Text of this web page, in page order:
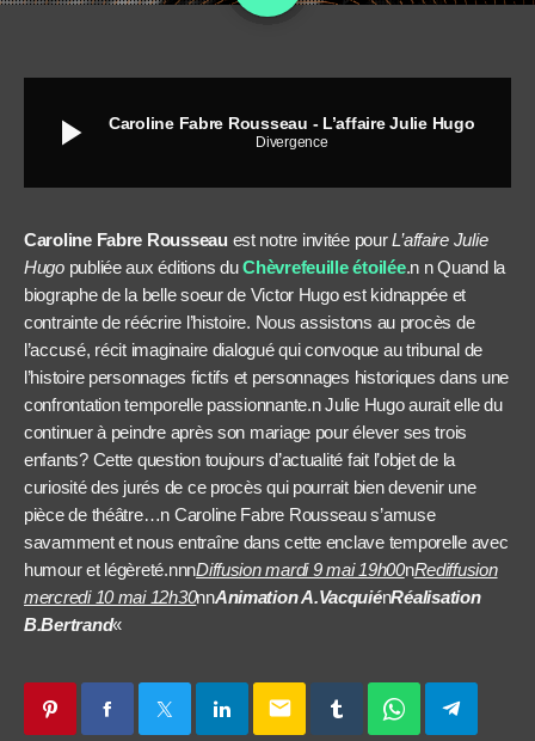
play_arrow Caroline Fabre Rousseau - L’affaire Julie Hugo
Divergence
Caroline Fabre Rousseau est notre invitée pourL’affaire Julie
Hugopubliée aux éditions duChèvrefeuille étoilée.n n Quand la
biographe de la belle soeur de Victor Hugo est kidnappée et
contrainte de réécrire l’histoire. Nous assistons au procès de
l’accusé, récit imaginaire dialogué qui convoque au tribunal de
l’histoire personnages fictifs et personnages historiques dans une
confrontation temporelle passionnante.n Julie Hugo aurait elle du
continuer à peindre après son mariage pour élever ses trois
enfants? Cette question toujours d’actualité fait l’objet de la
curiosité des jurés de ce procès qui pourrait bien devenir une
pièce de théâtre…n Caroline Fabre Rousseau s’amuse
savamment et nous entraîne dans cette enclave temporelle avec
humour et légèreté.nnnDiffusion mardi 9 mai 19h00nRediffusion
mercredi 10 mai 12h30nnAnimation A.VacquiénRéalisation
B.Bertrand«
email